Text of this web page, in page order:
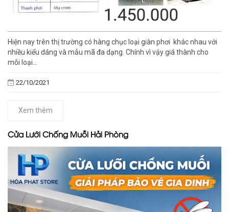
Hiện nay trên thị trường có hàng chục loại giàn phơi khác nhau với
nhiều kiểu dáng và mẫu mã đa dạng. Chính vì vậy giá thành cho
mỗi loại...
22/10/2021
Xem thêm
Cửa Lưới Chống Muỗi Hải Phòng